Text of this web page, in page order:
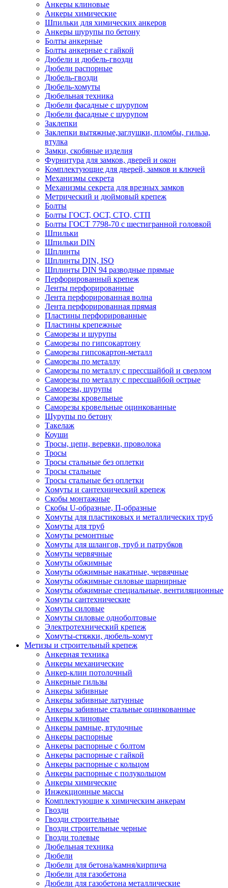
Анкеры клиновые
Анкеры химические
Шпильки для химических анкеров
Анкеры шурупы по бетону
Болты анкерные
Болты анкерные с гайкой
Дюбели и дюбель-гвозди
Дюбели распорные
Дюбель-гвозди
Дюбель-хомуты
Дюбельная техника
Дюбели фасадные с шурупом
Дюбели фасадные с шурупом
Заклепки
Заклепки вытяжные,заглушки, пломбы, гильза,
втулка
Замки, скобяные изделия
Фурнитура для замков, дверей и окон
Комплектующие для дверей, замков и ключей
Механизмы секрета
Механизмы секрета для врезных замков
Метрический и дюймовый крепеж
Болты
Болты ГОСТ, ОСТ, СТО, СТП
Болты ГОСТ 7798-70 с шестигранной головкой
Шпильки
Шпильки DIN
Шплинты
Шплинты DIN, ISO
Шплинты DIN 94 разводные прямые
Перфорированный крепеж
Ленты перфорированные
Лента перфорированная волна
Лента перфорированная прямая
Пластины перфорированные
Пластины крепежные
Саморезы и шурупы
Саморезы по гипсокартону
Саморезы гипсокартон-металл
Саморезы по металлу
Саморезы по металлу с прессшайбой и сверлом
Саморезы по металлу с прессшайбой острые
Саморезы, шурупы
Саморезы кровельные
Саморезы кровельные оцинкованные
Шурупы по бетону
Такелаж
Коуши
Тросы, цепи, веревки, проволока
Тросы
Тросы стальные без оплетки
Тросы стальные
Тросы стальные без оплетки
Хомуты и сантехнический крепеж
Скобы монтажные
Скобы U-образные, П-образные
Хомуты для пластиковых и металлических труб
Хомуты для труб
Хомуты ремонтные
Хомуты для шлангов, труб и патрубков
Хомуты червячные
Хомуты обжимные
Хомуты обжимные накатные, червячные
Хомуты обжимные силовые шарнирные
Хомуты обжимные специальные, вентиляционные
Хомуты сантехнические
Хомуты силовые
Хомуты силовые одноболтовые
Электротехнический крепеж
Хомуты-стяжки, дюбель-хомут
Метизы и строительный крепеж
Анкерная техника
Анкеры механические
Анкер-клин потолочный
Анкерные гильзы
Анкеры забивные
Анкеры забивные латунные
Анкеры забивные стальные оцинкованные
Анкеры клиновые
Анкеры рамные, втулочные
Анкеры распорные
Анкеры распорные с болтом
Анкеры распорные с гайкой
Анкеры распорные с кольцом
Анкеры распорные с полукольцом
Анкеры химические
Инжекционные массы
Комплектующие к химическим анкерам
Гвозди
Гвозди строительные
Гвозди строительные черные
Гвозди толевые
Дюбельная техника
Дюбели
Дюбели для бетона/камня/кирпича
Дюбели для газобетона
Дюбели для газобетона металлические